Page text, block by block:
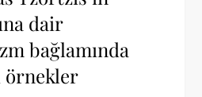
dair
bağlamında
örnekler